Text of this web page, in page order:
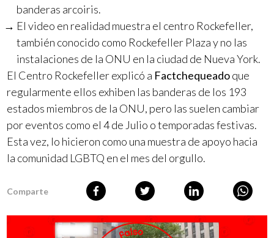
banderas arcoiris.
El video en realidad muestra el centro Rockefeller,
también conocido como Rockefeller Plaza y no las
instalaciones de la ONU en la ciudad de Nueva York.
El Centro Rockefeller explicó a Factchequeadoque
regularmente ellos exhiben las banderas de los 193
estados miembros de la ONU, pero las suelen cambiar
por eventos como el 4 de Julio o temporadas festivas.
Esta vez, lo hicieron como una muestra de apoyo hacia
la comunidad LGBTQ en el mes del orgullo.
Comparte